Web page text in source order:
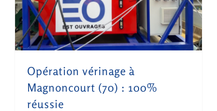
Opération vérinage à
Magnoncourt (70) : 100%
réussie